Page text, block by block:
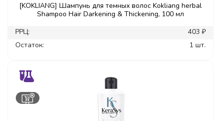
[KOKLIANG] Шампунь для темных волос Kokliang herbal
Shampoo Hair Darkening & Thickening, 100 мл
РРЦ:
403 ₽
Остаток:
1 шт.